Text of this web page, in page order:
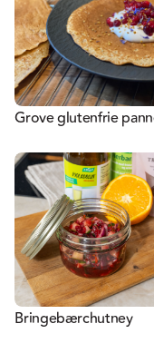
Grove glutenfrie
Bringebærchutney